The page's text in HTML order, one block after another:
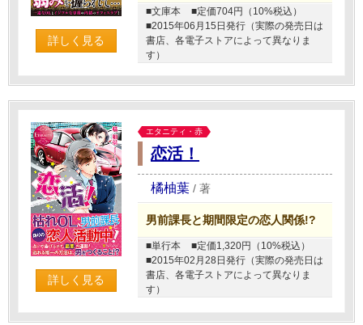
詳しく見る
■文庫本
■定価704円（10%税込）
■2015年06月15日発行（実際の発売日は
書店、各電子ストアによって異なりま
す）
詳しく見る
エタニティ・赤
恋活！
橘柚葉 / 著
男前課長と期間限定の恋人関係!?
■単行本
■定価1,320円（10%税込）
■2015年02月28日発行（実際の発売日は
書店、各電子ストアによって異なりま
す）